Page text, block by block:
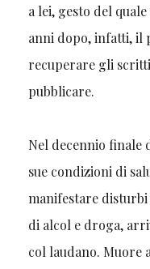
a lei, gesto del
anni dopo, infatti, il
recuperare gli
pubblicare.
Nel decennio finale
sue condizioni di
manifestare disturbi
di alcol e droga,
col laudano. Muore